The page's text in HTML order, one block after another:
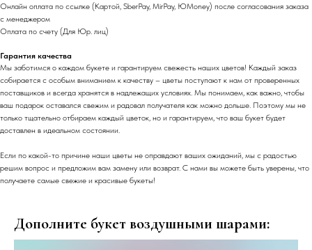
Онлайн оплата по ссылке (Картой, SberPay, MirPay, ЮMoney) после согласования заказа
с менеджером
Оплата по счету (Для Юр. лиц)
Гарантия качества
Мы заботимся о каждом букете и гарантируем свежесть наших цветов! Каждый заказ
собирается с особым вниманием к качеству – цветы поступают к нам от проверенных
поставщиков и всегда хранятся в надлежащих условиях. Мы понимаем, как важно, чтобы
ваш подарок оставался свежим и радовал получателя как можно дольше. Поэтому мы не
только тщательно отбираем каждый цветок, но и гарантируем, что ваш букет будет
доставлен в идеальном состоянии.
Если по какой-то причине наши цветы не оправдают ваших ожиданий, мы с радостью
решим вопрос и предложим вам замену или возврат. С нами вы можете быть уверены, что
получаете самые свежие и красивые букеты!
Дополните букет воздушными шарами: